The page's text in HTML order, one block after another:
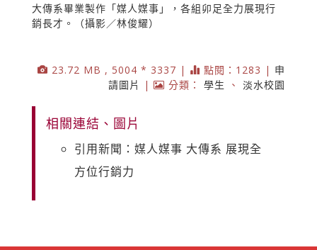
大傳系畢業製作「媒人媒事」，各組卯足全力展現行
銷長才。（攝影／林俊耀）
23.72 MB , 5004 * 3337 | 點閱：1283 | 申
請圖片
| 分類： 學生 、 淡水校園
相關連結、圖片
引用新聞：媒人媒事 大傳系 展現全
方位行銷力